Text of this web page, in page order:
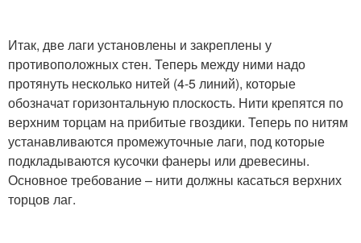
Итак, две лаги установлены и закреплены у
противоположных стен. Теперь между ними надо
протянуть несколько нитей (4-5 линий), которые
обозначат горизонтальную плоскость. Нити крепятся по
верхним торцам на прибитые гвоздики. Теперь по нитям
устанавливаются промежуточные лаги, под которые
подкладываются кусочки фанеры или древесины.
Основное требование – нити должны касаться верхних
торцов лаг.